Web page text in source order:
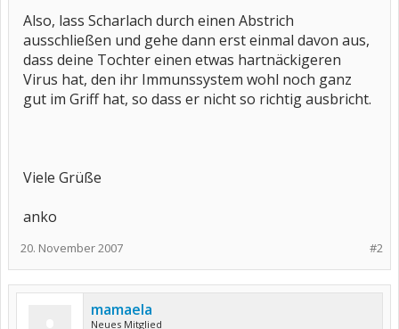
Also, lass Scharlach durch einen Abstrich
ausschließen und gehe dann erst einmal davon aus,
dass deine Tochter einen etwas hartnäckigeren
Virus hat, den ihr Immunssystem wohl noch ganz
gut im Griff hat, so dass er nicht so richtig ausbricht.
Viele Grüße
anko
#2
20. November 2007
mamaela
Neues Mitglied